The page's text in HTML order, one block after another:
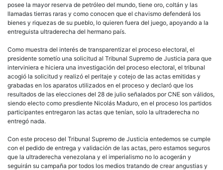
posee la mayor reserva de petróleo del mundo, tiene oro, coltán y las
llamadas tierras raras y como conocen que el chavismo defenderá los
bienes y riquezas de su pueblo, lo quieren fuera del juego, apoyando a la
entreguista ultraderecha del hermano país.
Como muestra del interés de transparentizar el proceso electoral, el
presidente sometío una solicitud al Tribunal Supremo de Justicia para que
interviniera e hiciera una investigación del proceso electoral, el tribunal
acogió la solicitud y realizó el peritaje y cotejo de las actas emitidas y
grabadas en los aparatos utilizados en el proceso y declaró que los
resultados de las elecciones del 28 de julio señalados por CNE son válidos,
siendo electo como presdiente Nicolás Maduro, en el proceso los partidos
participantes entregaron las actas que tenían, solo la ultraderecha no
entregó nada.
Con este proceso del Tribunal Supremo de Justicia entedemos se cumple
con el pedido de entrega y validación de las actas, pero estamos seguros
que la ultraderecha venezolana y el imperialismo no lo acogerán y
seguirán su campaña por todos los medios tratando de crear angustias y